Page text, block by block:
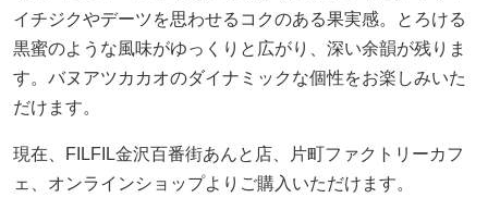
イチジクやデーツを思わせるコクのある果実感。とろける
黒蜜のような風味がゆっくりと広がり、深い余韻が残りま
す。バヌアツカカオのダイナミックな個性をお楽しみいた
だけます。
現在、FILFIL金沢百番街あんと店、片町ファクトリーカフ
ェ、オンラインショップよりご購入いただけます。